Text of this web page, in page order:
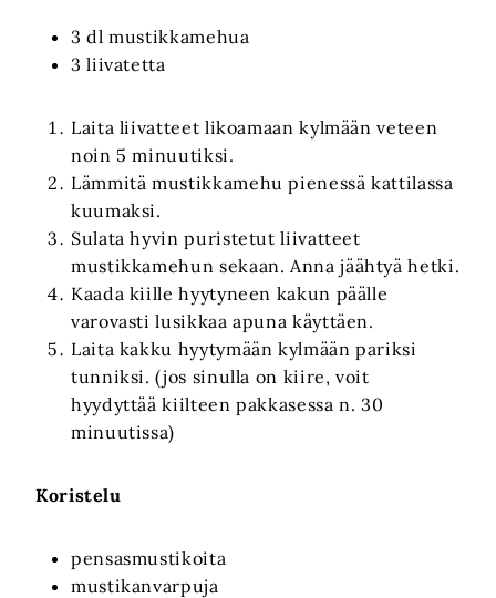
3 dl mustikkamehua
3 liivatetta
Laita liivatteet likoamaan kylmään veteen
noin 5 minuutiksi.
Lämmitä mustikkamehu pienessä kattilassa
kuumaksi.
Sulata hyvin puristetut liivatteet
mustikkamehun sekaan. Anna jäähtyä hetki.
Kaada kiille hyytyneen kakun päälle
varovasti lusikkaa apuna käyttäen.
Laita kakku hyytymään kylmään pariksi
tunniksi. (jos sinulla on kiire, voit
hyydyttää kiilteen pakkasessa n. 30
minuutissa)
Koristelu
pensasmustikoita
mustikanvarpuja